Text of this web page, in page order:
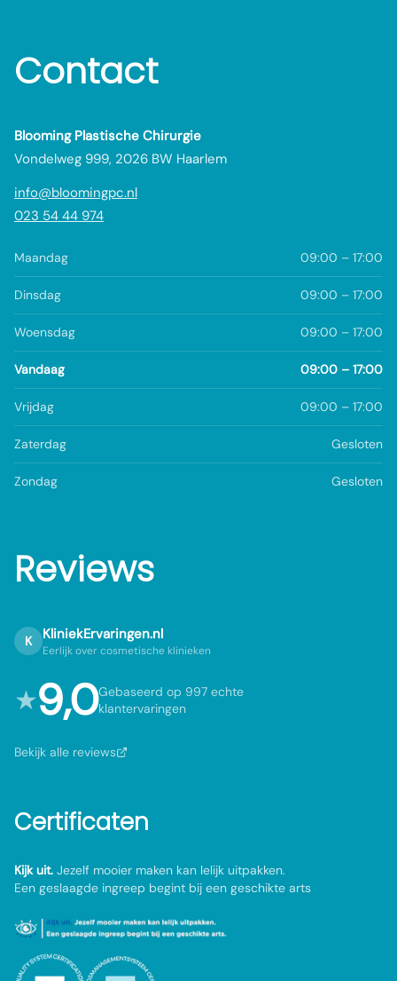
Contact
Blooming Plastische Chirurgie
Vondelweg 999, 2026 BW Haarlem
info@bloomingpc.nl
023 54 44 974
Maandag 09:00 – 17:00
Dinsdag 09:00 – 17:00
Woensdag 09:00 – 17:00
Vandaag 09:00 – 17:00
Vrijdag 09:00 – 17:00
Zaterdag Gesloten
Zondag Gesloten
Reviews
K KliniekErvaringen.nl
Eerlijk over cosmetische klinieken
★9,0Gebaseerd op 997 echte
klantervaringen
Bekijk alle reviews
Certificaten
Kijk uit. Jezelf mooier maken kan lelijk uitpakken.
Een geslaagde ingreep begint bij een geschikte arts